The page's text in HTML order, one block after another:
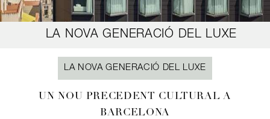
LA NOVA GENERACIÓ DEL LUXE
LA NOVA GENERACIÓ DEL LUXE
UN NOU PRECEDENT CULTURAL A
BARCELONA